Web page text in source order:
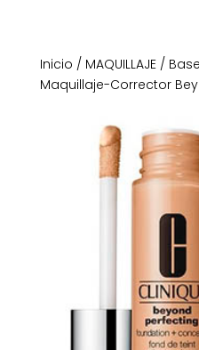
Inicio / MAQUILLAJE/
Maquillaje-Corrector